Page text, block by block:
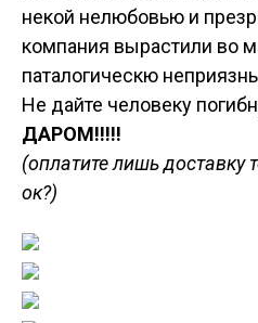
некой нелюбовью и
компания вырастили во
паталогическю
Не дайте человеку
ДАРОМ!!!!!
(оплатите лишь доставку
ок?)